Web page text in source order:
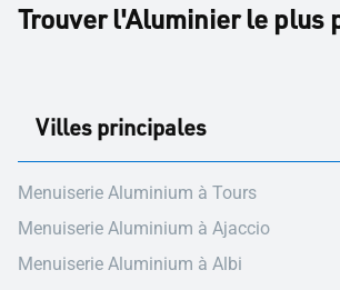
Trouver l'Aluminier le plus
Villes principales
Menuiserie Aluminium à Tours
Menuiserie Aluminium à Ajaccio
Menuiserie Aluminium à Albi